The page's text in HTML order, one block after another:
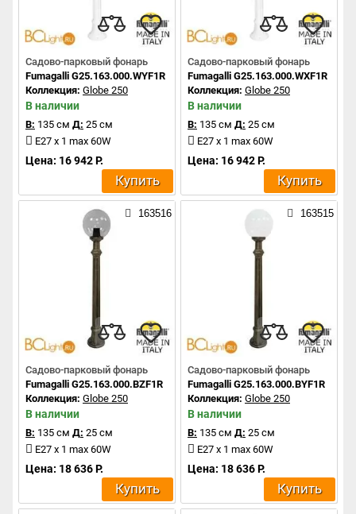
Садово-парковый фонарь
Fumagalli G25.163.000.WYF1R
Коллекция: Globe 250
В наличии
В: 135 см Д: 25 см
E27 x 1 max 60W
Цена: 16 942 Р.
Купить
Садово-парковый фонарь
Fumagalli G25.163.000.WXF1R
Коллекция: Globe 250
В наличии
В: 135 см Д: 25 см
E27 x 1 max 60W
Цена: 16 942 Р.
Купить
163516
Садово-парковый фонарь
Fumagalli G25.163.000.BZF1R
Коллекция: Globe 250
В наличии
В: 135 см Д: 25 см
E27 x 1 max 60W
Цена: 18 636 Р.
Купить
163515
Садово-парковый фонарь
Fumagalli G25.163.000.BYF1R
Коллекция: Globe 250
В наличии
В: 135 см Д: 25 см
E27 x 1 max 60W
Цена: 18 636 Р.
Купить